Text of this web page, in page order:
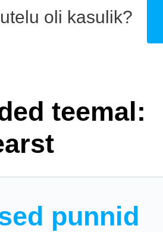
oli kasulik?
teemal:
punnid